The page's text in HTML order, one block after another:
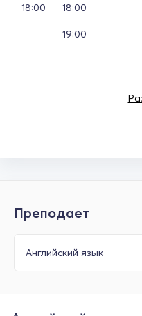
18:00 18:00
19:00
Преподает